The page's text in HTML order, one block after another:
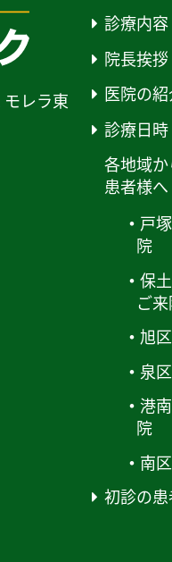
レラ東
診療内容
院長挨拶
医院の
診療日
各地域
患者様へ
戸
院
保
ご
旭
泉
港
院
南
初診の